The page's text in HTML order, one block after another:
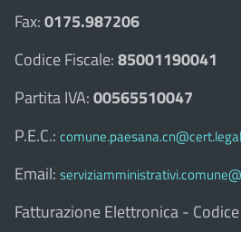
Fax:0175.987206
Codice Fiscale:85001190041
Partita IVA:00565510047
P.E.C.:
Email:
Fatturazione Elettronica - Codice